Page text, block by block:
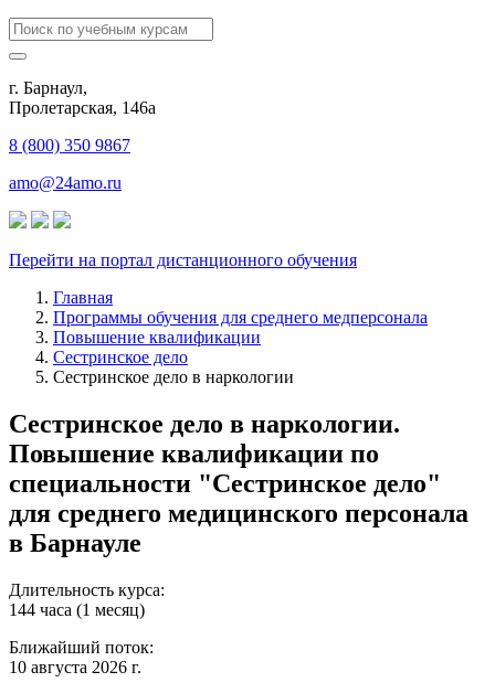
г. Барнаул,
​Пролетарская, 146а
8 (800) 350 9867
amo@24amo.ru
Перейти на портал дистанционного обучения
Главная
Программы обучения для среднего медперсонала
Повышение квалификации
Сестринское дело
Сестринское дело в наркологии
Сестринское дело в наркологии.
Повышение квалификации по
специальности "Сестринское дело"
для среднего медицинского персонала
в Барнауле
Длительность курса:
144 часа (1 месяц)
Ближайший поток:
10 августа 2026 г.